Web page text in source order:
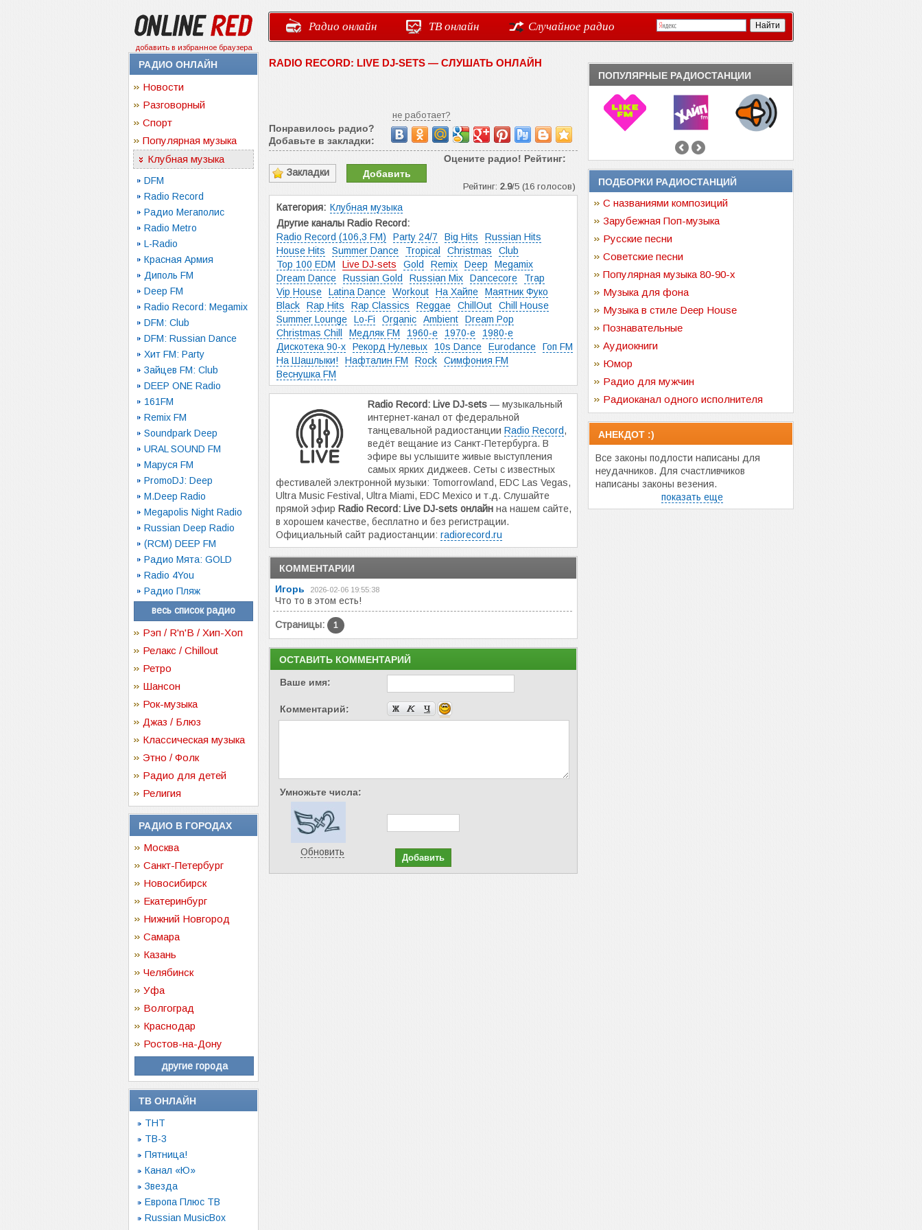
добавить в избранное браузера
Радио онлайн ТВ онлайн Случайное радио
РАДИО ОНЛАЙН
Новости
Разговорный
Спорт
Популярная музыка
Клубная музыка
DFM
Radio Record
Радио Мегаполис
Radio Metro
L-Radio
Красная Армия
Диполь FM
Deep FM
Radio Record: Megamix
DFM: Club
DFM: Russian Dance
Хит FM: Party
Зайцев FM: Club
DEEP ONE Radio
161FM
Remix FM
Soundpark Deep
URAL SOUND FM
Маруся FM
PromoDJ: Deep
M.Deep Radio
Megapolis Night Radio
Russian Deep Radio
(RCM) DEEP FM
Радио Мята: GOLD
Radio 4You
Радио Пляж
весь список радио
Рэп / R'n'B / Хип-Хоп
Релакс / Chillout
Ретро
Шансон
Рок-музыка
Джаз / Блюз
Классическая музыка
Этно / Фолк
Радио для детей
Религия
РАДИО В ГОРОДАХ
Москва
Санкт-Петербург
Новосибирск
Екатеринбург
Нижний Новгород
Самара
Казань
Челябинск
Уфа
Волгоград
Краснодар
Ростов-на-Дону
другие города
ТВ ОНЛАЙН
ТНТ
ТВ-3
Пятница!
Канал «Ю»
Звезда
Европа Плюс ТВ
Russian MusicBox
RADIO RECORD: LIVE DJ-SETS — СЛУШАТЬ ОНЛАЙН
не работает?
Понравилось радио?
Добавьте в закладки:
Оцените радио! Рейтинг:
Рейтинг: 2.9/5 (16 голосов)
Закладки Добавить
Категория: Клубная музыка
Другие каналы Radio Record:
Radio Record (106,3 FM)
Party 24/7 Big Hits
Russian Hits
House Hits
Summer Dance Tropical Christmas
Club
Top 100 EDM
Live DJ-sets Gold Remix Deep
Megamix
Dream Dance
Russian Gold Russian Mix Dancecore
Trap
Vip House
Latina Dance Workout На Хайпе
Маятник Фуко
Black
Rap Hits Rap Classics Reggae ChillOut
Chill House
Summer Lounge
Lo-Fi Organic Ambient
Dream Pop
Christmas Chill
Медляк FM 1960-e 1970-e
1980-e
Дискотека 90-х
Рекорд Нулевых 10s Dance Eurodance
Гоп FM
На Шашлыки!
Нафталин FM Rock
Симфония FM
Веснушка FM
Radio Record: Live DJ-sets — музыкальный
интернет-канал от федеральной
танцевальной радиостанции Radio Record,
ведёт вещание из Санкт-Петербурга. В
эфире вы услышите живые выступления
самых ярких диджеев. Сеты с известных
фестивалей электронной музыки: Tomorrowland, EDC Las Vegas,
Ultra Music Festival, Ultra Miami, EDC Mexico и т.д. Слушайте
прямой эфир Radio Record: Live DJ-sets онлайн на нашем сайте,
в хорошем качестве, бесплатно и без регистрации.
Официальный сайт радиостанции: radiorecord.ru
КОММЕНТАРИИ
Игорь
2026-02-06 19:55:38
Что то в этом есть!
Страницы: 1
ОСТАВИТЬ КОММЕНТАРИЙ
Ваше имя:
Комментарий:
Умножьте числа:
Обновить
ПОПУЛЯРНЫЕ РАДИОСТАНЦИИ
ПОДБОРКИ РАДИОСТАНЦИЙ
С названиями композиций
Зарубежная Поп-музыка
Русские песни
Советские песни
Популярная музыка 80-90-х
Музыка для фона
Музыка в стиле Deep House
Познавательные
Аудиокниги
Юмор
Радио для мужчин
Радиоканал одного исполнителя
АНЕКДОТ :)
Все законы подлости написаны для
неудачников. Для счастливчиков
написаны законы везения.
показать еще